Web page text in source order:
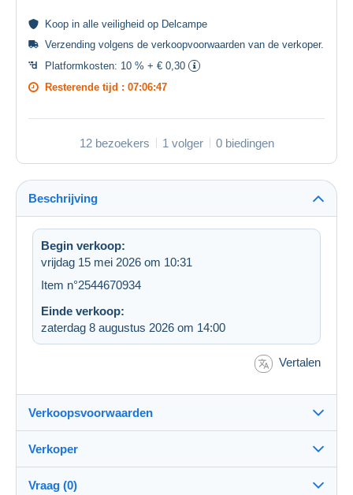
Koop in alle veiligheid op Delcampe
Verzending volgens de verkoopvoorwaarden van de verkoper.
Platformkosten: 10 % + € 0,30
Resterende tijd : 07:06:46
12 bezoekers 1 volger 0 biedingen
Beschrijving
Begin verkoop:
vrijdag 15 mei 2026 om 10:31
Item n°2544670934
Einde verkoop:
zaterdag 8 augustus 2026 om 14:00
Vertalen
Verkoopsvoorwaarden
Bestemming:
Zie de lijst van landen
Verkoper
Vraag (0)